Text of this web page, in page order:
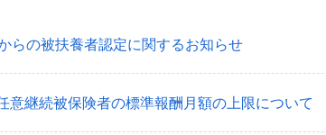
らの被扶養者認定に関するお知らせ
意継続被保険者の標準報酬月額の上限について